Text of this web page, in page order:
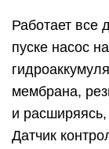
Работает все
пуске насос
мембрана,
и
Датчик